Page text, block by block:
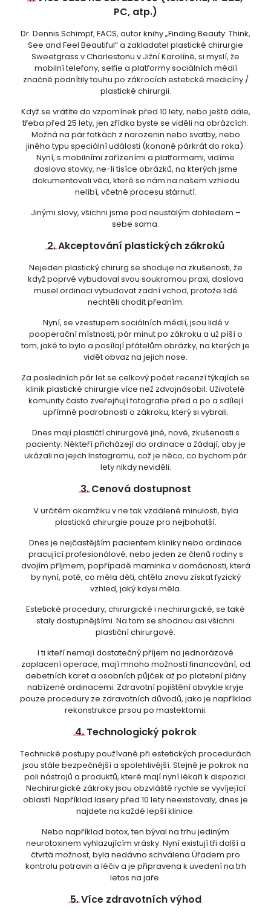
PC, atp.)
Dr. Dennis Schimpf, FACS, autor knihy „Finding Beauty: Think,
See and Feel Beautiful“ a zakladatel plastické chirurgie
Sweetgrass v Charlestonu v Jižní Karolíně, si myslí, že
mobilní telefony, selfie a platformy sociálních médií
značně podnítily touhu po zákrocích estetické medicíny /
plastické chirurgii.
Když se vrátíte do vzpomínek před 10 lety, nebo ještě dále,
třeba před 25 lety, jen zřídka byste se viděli na obrázcích.
Možná na pár fotkách z narozenin nebo svatby, nebo
jiného typu speciální události (konané párkrát do roka).
Nyní, s mobilními zařízeními a platformami, vidíme
doslova stovky, ne-li tisíce obrázků, na kterých jsme
dokumentovali věci, které se nám na našem vzhledu
nelíbí, včetně procesu stárnutí.
Jinými slovy, všichni jsme pod neustálým dohledem –
sebe sama.
2.Akceptování plastických zákroků
Nejeden plastický chirurg se shoduje na zkušenosti, že
když poprvé vybudoval svou soukromou praxi, doslova
musel ordinaci vybudovat zadní vchod, protože lidé
nechtěli chodit předním.
Nyní, se vzestupem sociálních médií, jsou lidé v
pooperační místnosti, pár minut po zákroku a už píší o
tom, jaké to bylo a posílají přátelům obrázky, na kterých je
vidět obvaz na jejich nose.
Za posledních pár let se celkový počet recenzí týkajích se
klinik plastické chirurgie více než zdvojnásobil. Uživatelé
komunity často zveřejňují fotografie před a po a sdílejí
upřímné podrobnosti o zákroku, který si vybrali.
Dnes mají plastičtí chirurgové jiné, nové, zkušenosti s
pacienty. Někteří přicházejí do ordinace a žádají, aby je
ukázali na jejich Instagramu, což je něco, co bychom pár
lety nikdy neviděli.
3.Cenová dostupnost
V určitém okamžiku v ne tak vzdálené minulosti, byla
plastická chirurgie pouze pro nejbohatší.
Dnes je nejčastějším pacientem kliniky nebo ordinace
pracující profesionálové, nebo jeden ze členů rodiny s
dvojím příjmem, popřípadě maminka v domácnosti, která
by nyní, poté, co měla děti, chtěla znovu získat fyzický
vzhled, jaký kdysi měla.
Estetické procedury, chirurgické i nechirurgické, se také
staly dostupnějšími. Na tom se shodnou asi všichni
plastiční chirurgové.
I ti kteří nemají dostatečný příjem na jednorázové
zaplacení operace, mají mnoho možností financování, od
debetních karet a osobních půjček až po platební plány
nabízené ordinacemi. Zdravotní pojištění obvykle kryje
pouze procedury ze zdravotních důvodů, jako je například
rekonstrukce prsou po mastektomii.
4.Technologický pokrok
Technické postupy používané při estetických procedurách
jsou stále bezpečnější a spolehlivější. Stejně je pokrok na
poli nástrojů a produktů, které mají nyní lékaři k dispozici.
Nechirurgické zákroky jsou obzvláště rychle se vyvíjející
oblastí. Například lasery před 10 lety neexistovaly, dnes je
najdete na každé lepší klinice.
Nebo například botox, ten býval na trhu jediným
neurotoxinem vyhlazujícím vrásky. Nyní existují tři další a
čtvrtá možnost, byla nedávno schválena Úřadem pro
kontrolu potravin a léčiv a je připravena k uvedení na trh
letos na jaře.
5.Více zdravotních výhod